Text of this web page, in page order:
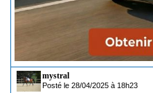
mystral
Posté le 28/04/2025 à 18h23